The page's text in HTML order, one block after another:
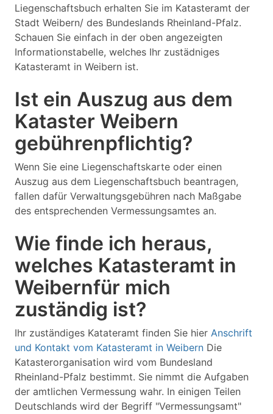
Liegenschaftsbuch erhalten Sie im Katasteramt der
Stadt Weibern/ des Bundeslands Rheinland-Pfalz.
Schauen Sie einfach in der oben angezeigten
Informationstabelle, welches Ihr zustädniges
Katasteramt in Weibern ist.
Ist ein Auszug aus dem
Kataster Weibern
gebührenpflichtig?
Wenn Sie eine Liegenschaftskarte oder einen
Auszug aus dem Liegenschaftsbuch beantragen,
fallen dafür Verwaltungsgebühren nach Maßgabe
des entsprechenden Vermessungsamtes an.
Wie finde ich heraus,
welches Katasteramt in
Weibernfür mich
zuständig ist?
Ihr zuständiges Katateramt finden Sie hier Anschrift
und Kontakt vom Katasteramt in Weibern Die
Katasterorganisation wird vom Bundesland
Rheinland-Pfalz bestimmt. Sie nimmt die Aufgaben
der amtlichen Vermessung wahr. In einigen Teilen
Deutschlands wird der Begriff "Vermessungsamt"